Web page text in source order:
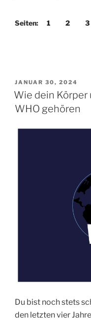
Seiten: 1 2 3
VERÖFFENTLICHT
AM
JANUAR 30, 2024
Wie dein Körper
WHO gehören
Du bist noch stets
den letzten vier